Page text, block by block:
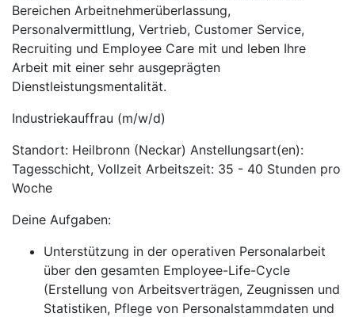
Bereichen Arbeitnehmerüberlassung,
Personalvermittlung, Vertrieb, Customer Service,
Recruiting und Employee Care mit und leben Ihre
Arbeit mit einer sehr ausgeprägten
Dienstleistungsmentalität.
Industriekauffrau (m/w/d)
Standort: Heilbronn (Neckar) Anstellungsart(en):
Tagesschicht, Vollzeit Arbeitszeit: 35 - 40 Stunden pro
Woche
Deine Aufgaben:
Unterstützung in der operativen Personalarbeit
über den gesamten Employee-Life-Cycle
(Erstellung von Arbeitsverträgen, Zeugnissen und
Statistiken, Pflege von Personalstammdaten und